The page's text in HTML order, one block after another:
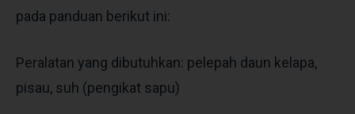
pada panduan berikut ini:
Peralatan yang dibutuhkan: pelepah daun kelapa,
pisau, suh (pengikat sapu)